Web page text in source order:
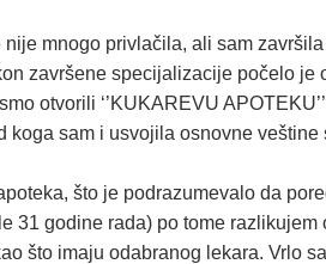
mnogo privlačila, ali sam
završene specijalizacije počelo je
otvorili ‘’KUKAREVU
sam i usvojila osnovne veštine
što je podrazumevalo da
31 godine rada) po tome
što imaju odabranog lekara. Vrlo